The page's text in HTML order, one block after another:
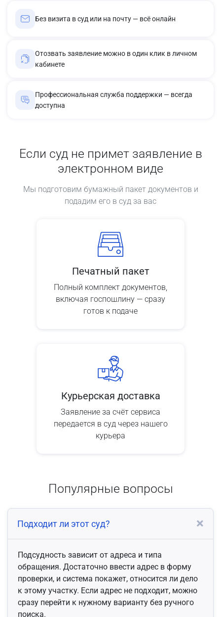
Без визита в суд или на почту — всё онлайн
Отозвать заявление можно в один клик в личном
кабинете
Профессиональная служба поддержки — всегда
доступна
Если суд не примет заявление в
электронном виде
Мы подготовим бумажный пакет документов и
подадим его в суд за вас
Печатный пакет
Полный комплект документов,
включая госпошлину — сразу
готов к подаче
Курьерская доставка
Заявление за счёт сервиса
передается в суд через нашего
курьера
Популярные вопросы
Подходит ли этот суд?
Подсудность зависит от адреса и типа
обращения. Достаточно ввести адрес в форму
проверки, и система покажет, относится ли дело
к этому участку. Если адрес не подходит, можно
сразу перейти к нужному варианту без ручного
поиска.